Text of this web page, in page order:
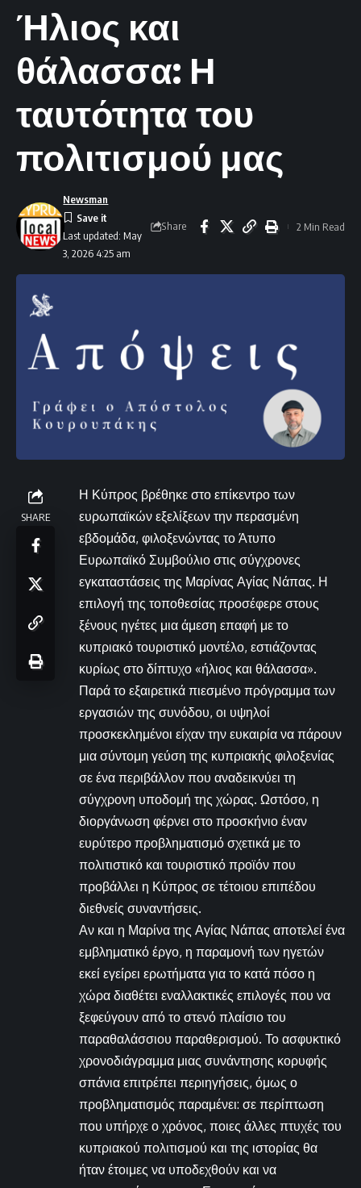
Ήλιος και
θάλασσα: Η
ταυτότητα του
πολιτισμού μας
Last updated: May
3, 2026 4:25 am
Newsman
Share 2 Min Read
SHARE
Η Κύπρος βρέθηκε στο επίκεντρο των
ευρωπαϊκών εξελίξεων την περασμένη
εβδομάδα, φιλοξενώντας το Άτυπο
Ευρωπαϊκό Συμβούλιο στις σύγχρονες
εγκαταστάσεις της Μαρίνας Αγίας Νάπας. Η
επιλογή της τοποθεσίας προσέφερε στους
ξένους ηγέτες μια άμεση επαφή με το
κυπριακό τουριστικό μοντέλο, εστιάζοντας
κυρίως στο δίπτυχο «ήλιος και θάλασσα».
Παρά το εξαιρετικά πιεσμένο πρόγραμμα των
εργασιών της συνόδου, οι υψηλοί
προσκεκλημένοι είχαν την ευκαιρία να πάρουν
μια σύντομη γεύση της κυπριακής φιλοξενίας
σε ένα περιβάλλον που αναδεικνύει τη
σύγχρονη υποδομή της χώρας. Ωστόσο, η
διοργάνωση φέρνει στο προσκήνιο έναν
ευρύτερο προβληματισμό σχετικά με το
πολιτιστικό και τουριστικό προϊόν που
προβάλλει η Κύπρος σε τέτοιου επιπέδου
διεθνείς συναντήσεις.
Αν και η Μαρίνα της Αγίας Νάπας αποτελεί ένα
εμβληματικό έργο, η παραμονή των ηγετών
εκεί εγείρει ερωτήματα για το κατά πόσο η
χώρα διαθέτει εναλλακτικές επιλογές που να
ξεφεύγουν από το στενό πλαίσιο του
παραθαλάσσιου παραθερισμού. Το ασφυκτικό
χρονοδιάγραμμα μιας συνάντησης κορυφής
σπάνια επιτρέπει περιηγήσεις, όμως ο
προβληματισμός παραμένει: σε περίπτωση
που υπήρχε ο χρόνος, ποιες άλλες πτυχές του
κυπριακού πολιτισμού και της ιστορίας θα
ήταν έτοιμες να υποδεχθούν και να